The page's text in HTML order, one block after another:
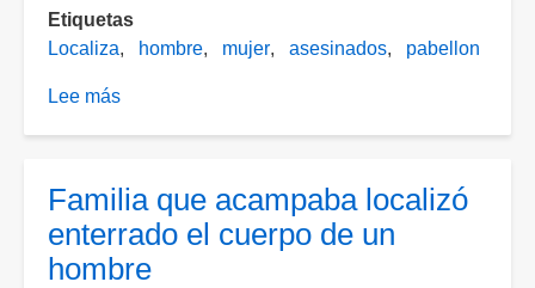
Etiquetas
Localiza
hombre mujer asesinados pabellon
Lee más
de
Arteaga
a
Familia que acampaba localizó
enterrado el cuerpo de un
hombre